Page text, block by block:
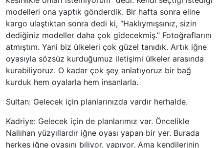
modelleri ona yaptık gönderdik. Bir hafta sonra eline
kargo ulaştıktan sonra dedi ki, “Haklıymışsınız, sizin
dediğiniz modeller daha çok gidecekmiş.” Fotoğraflarını
atmıştım. Yani biz ülkeleri çok güzel tanıdık. Artık iğne
oyasıyla sözsüz kurduğumuz iletişimi ülkeler arasında
kurabiliyoruz. O kadar çok şey anlatıyoruz bir bağ
kurduk hem oyalarla hem insanlarla.
Sultan: Gelecek için planlarınızda vardır herhalde.
Kadriye: Gelecek için de planlarımız var. Öncelikle
Nallıhan yüzyıllardır iğne oyası yapan bir yer. Burada
herkes iğne oyasını biliyor, yapıyor. Ama kendilerinin